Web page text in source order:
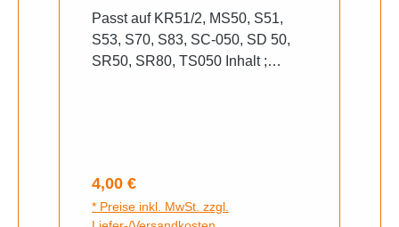
Passt auf KR51/2, MS50, S51,
S53, S70, S83, SC-050, SD 50,
SR50, SR80, TS050 Inhalt ;
Ring
Regulärer Preis:
4,00 €
* Preise inkl. MwSt. zzgl.